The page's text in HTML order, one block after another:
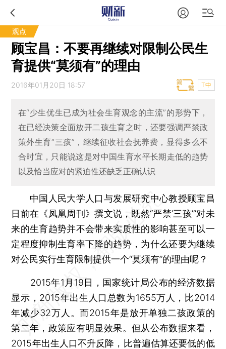
观点
顾宝昌：不要再继续对限制公民生
育提供“莫须有”的理由
2016年01月20日 18:57 T中
在“少生优生已成为社会生育观念的主流”的形势下，
在已经决策全面放开二孩生育之时，还要强调严禁政
策外生育“三孩”，继续征收社会抚养费，显得多么不
合时宜，只能说这是对中国生育水平长期走低的趋势
以及恰当应对的紧迫性还缺乏正确认识
中国人民大学人口与发展研究中心教授顾宝昌
日前在《凤凰周刊》撰文说，既然“严禁‘三孩’”对未
来的生育趋势并不会带来实质性的影响甚至可以一
定程度抑制生育率下降的趋势，为什么还要为继续
对公民实行生育限制提供一个“莫须有”的理由呢？
2015年1月19日，国家统计局公布的经济数据
显示，2015年出生人口总数为1655万人，比2014
年减少32万人。而2015年是放开单独二孩政策的
第二年，政策应有明显效果。但从公布数据来看，
2015年出生人口不升反降，比普遍估算还要低的低